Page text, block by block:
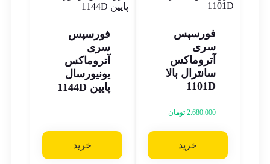
فورسپس
سری
آتروماکس
سانترال بالا
1101D
2.680.000 تومان
خرید
فورسپس
سری
آتروماکس
یونیورسال
پایین 1144D
خرید